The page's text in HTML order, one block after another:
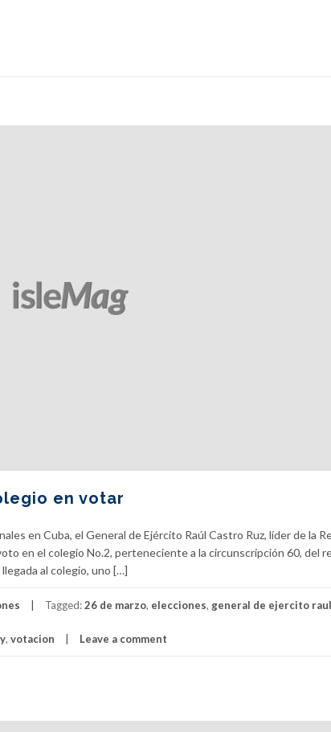
en votar
en Cuba, el General de Ejército Raúl Castro Ruz, líder de la
en el colegio No.2, perteneciente a la circunscripción 60, del
al colegio, uno […]
Tagged:26 de marzo, elecciones, general de ejercito
, votacion Leave a comment